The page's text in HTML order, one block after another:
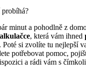
probíhá?
minut a pohodlně z
, která vám ihned
. Poté si zvolíte tu nejlepší
potřebovat pomoc,
a rádi vám s